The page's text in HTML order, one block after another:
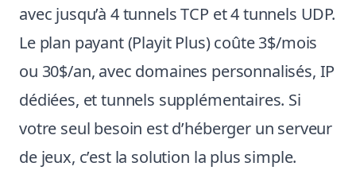
avec jusqu’à 4 tunnels TCP et 4 tunnels UDP.
Le plan payant (Playit Plus) coûte 3$/mois
ou 30$/an, avec domaines personnalisés, IP
dédiées, et tunnels supplémentaires. Si
votre seul besoin est d’héberger un serveur
de jeux, c’est la solution la plus simple.